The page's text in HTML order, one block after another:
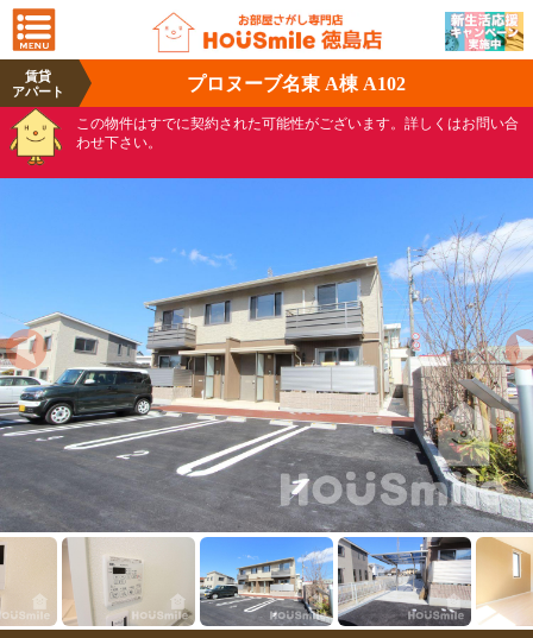
賃貸
アパート
プロヌーブ名東 A棟 A102
この物件はすでに契約された可能性がございます。詳しくはお問い合
わせ下さい。